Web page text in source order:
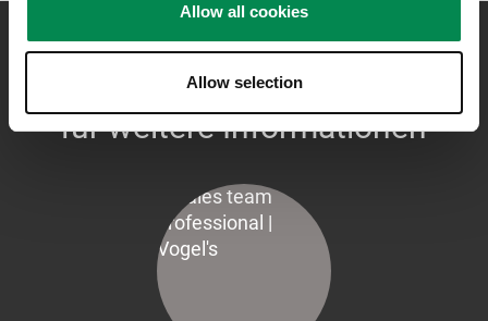
Allow all cookies
Allow selection
Kontaktieren Sie mich gerne
für weitere Informationen